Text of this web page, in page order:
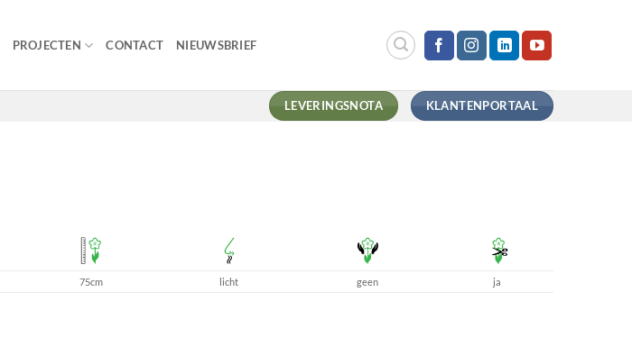
PROJECTEN CONTACT NIEUWSBRIEF
LEVERINGSNOTA KLANTENPORTAAL
75cm licht geen ja